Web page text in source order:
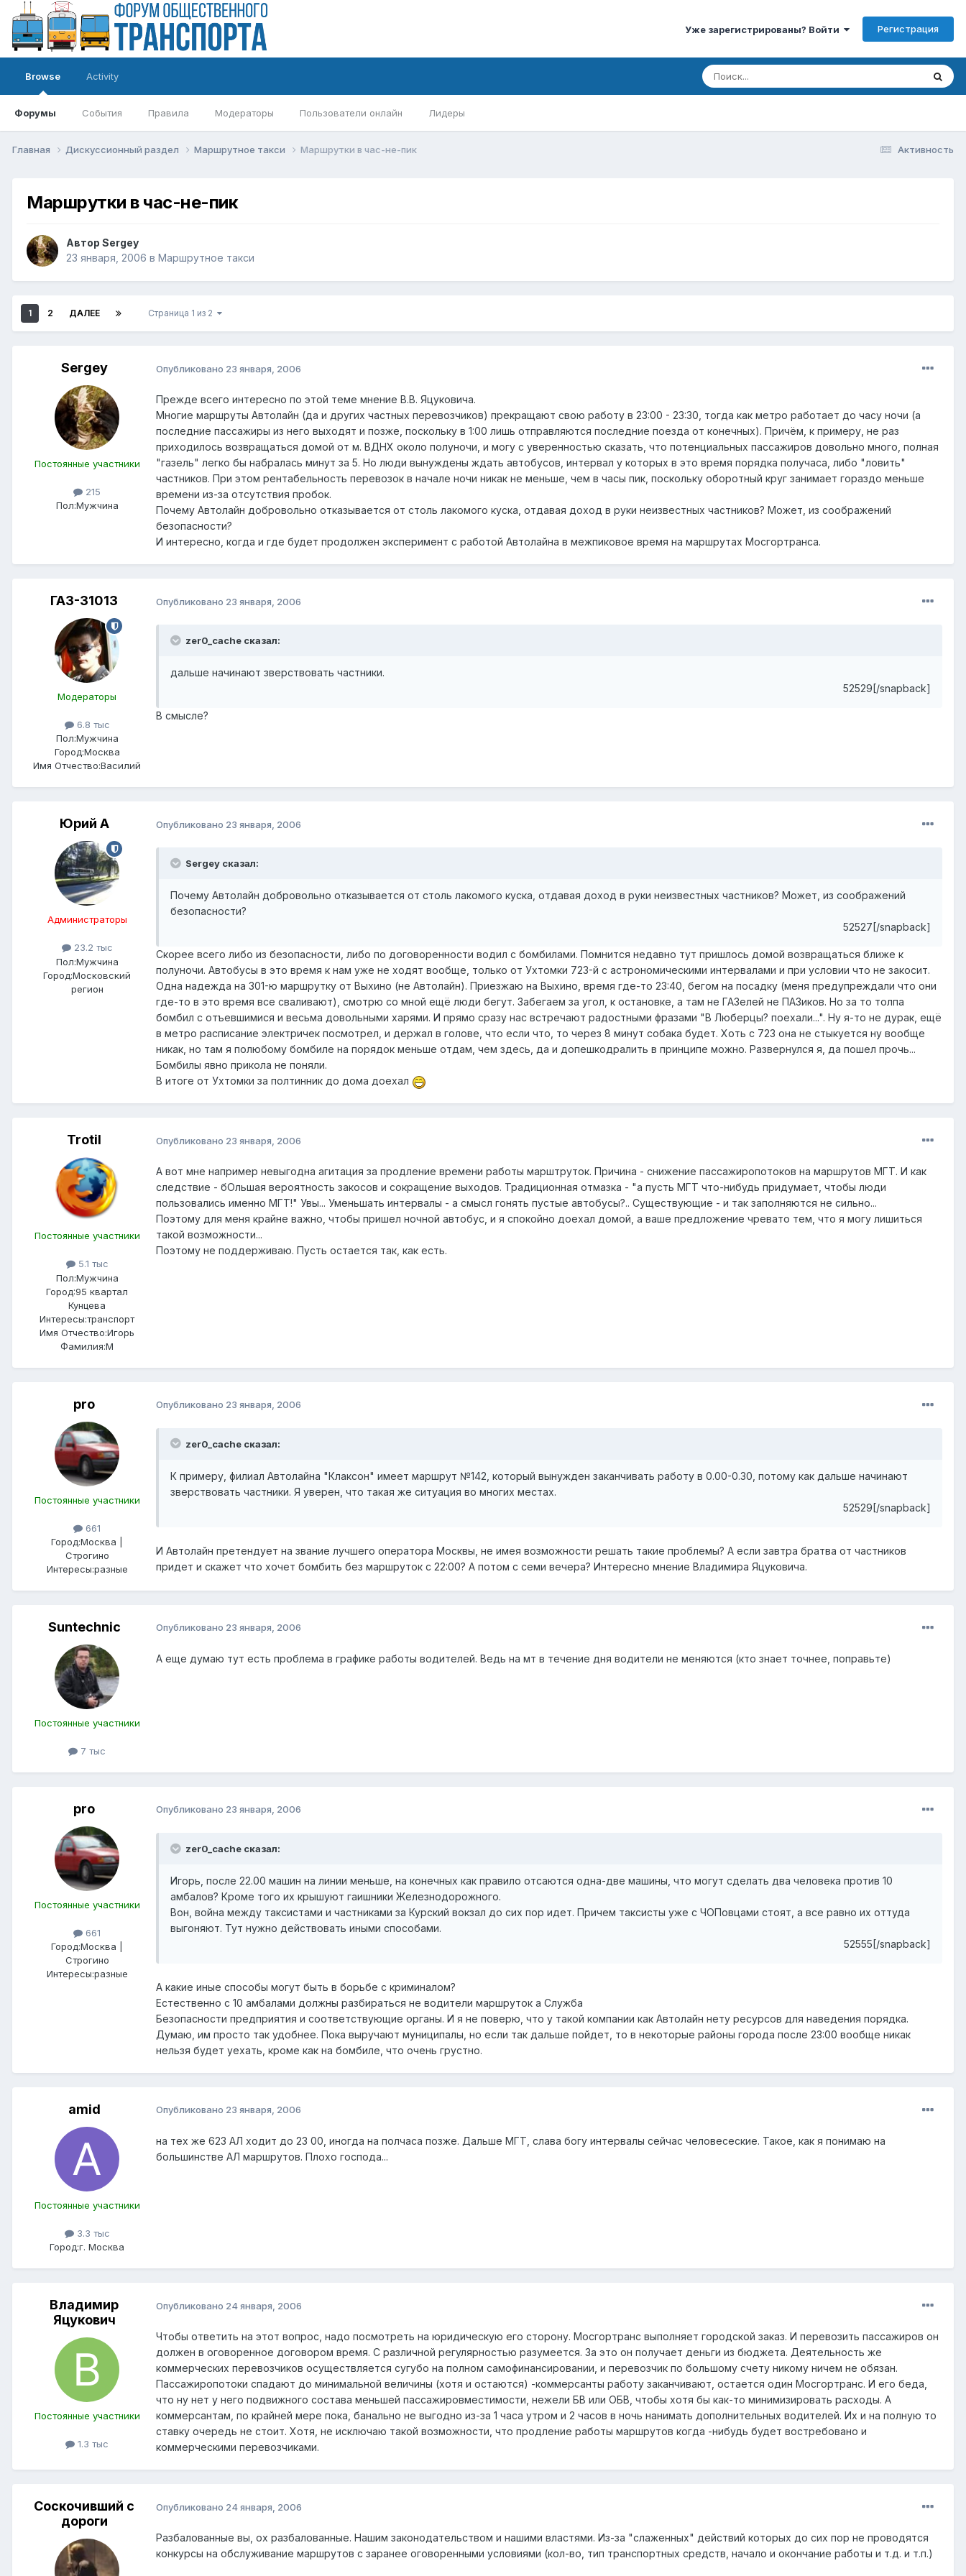
Уже зарегистрированы? Войти Регистрация
Browse
Форумы События Правила Модераторы Пользователи онлайн Лидеры
Activity
Активность
Главная Дискуссионный раздел Маршрутное такси Маршрутки в час-не-пик
Маршрутки в час-не-пик
Автор Sergey
23 января, 2006 в Маршрутное такси
1 2 ДАЛЕЕ Страница 1 из 2
Sergey
Постоянные участники
215
Пол:Мужчина
Опубликовано 23 января, 2006
Прежде всего интересно по этой теме мнение В.В. Яцуковича.
Многие маршруты Автолайн (да и других частных перевозчиков) прекращают свою работу в 23:00 - 23:30, тогда как метро работает до часу ночи (а
последние пассажиры из него выходят и позже, поскольку в 1:00 лишь отправляются последние поезда от конечных). Причём, к примеру, не раз
приходилось возвращаться домой от м. ВДНХ около полуночи, и могу с уверенностью сказать, что потенциальных пассажиров довольно много, полная
"газель" легко бы набралась минут за 5. Но люди вынуждены ждать автобусов, интервал у которых в это время порядка получаса, либо "ловить"
частников. При этом рентабельность перевозок в начале ночи никак не меньше, чем в часы пик, поскольку оборотный круг занимает гораздо меньше
времени из-за отсутствия пробок.
Почему Автолайн добровольно отказывается от столь лакомого куска, отдавая доход в руки неизвестных частников? Может, из соображений
безопасности?
И интересно, когда и где будет продолжен эксперимент с работой Автолайна в межпиковое время на маршрутах Мосгортранса.
ГАЗ-31013
Модераторы
6.8 тыс
Пол:Мужчина
Город:Москва
Имя Отчество:Василий
Опубликовано 23 января, 2006
zer0_cache сказал:
дальше начинают зверствовать частники.
52529[/snapback]
В смысле?
Юрий А
Администраторы
23.2 тыс
Пол:Мужчина
Город:Московский
регион
Опубликовано 23 января, 2006
Sergey сказал:
Почему Автолайн добровольно отказывается от столь лакомого куска, отдавая доход в руки неизвестных частников? Может, из соображений
безопасности?
52527[/snapback]
Скорее всего либо из безопасности, либо по договоренности водил с бомбилами. Помнится недавно тут пришлось домой возвращаться ближе к
полуночи. Автобусы в это время к нам уже не ходят вообще, только от Ухтомки 723-й с астрономическими интервалами и при условии что не закосит.
Одна надежда на 301-ю маршрутку от Выхино (не Автолайн). Приезжаю на Выхино, время где-то 23:40, бегом на посадку (меня предупреждали что они
где-то в это время все сваливают), смотрю со мной ещё люди бегут. Забегаем за угол, к остановке, а там не ГАЗелей не ПАЗиков. Но за то толпа
бомбил с отъевшимися и весьма довольными харями. И прямо сразу нас встречают радостными фразами "В Люберцы? поехали...". Ну я-то не дурак, ещё
в метро расписание электричек посмотрел, и держал в голове, что если что, то через 8 минут собака будет. Хоть с 723 она не стыкуется ну вообще
никак, но там я полюбому бомбиле на порядок меньше отдам, чем здесь, да и допешкодралить в принципе можно. Развернулся я, да пошел прочь...
Бомбилы явно прикола не поняли.
В итоге от Ухтомки за полтинник до дома доехал
Trotil
Постоянные участники
5.1 тыс
Пол:Мужчина
Город:95 квартал
Кунцева
Интересы:транспорт
Имя Отчество:Игорь
Фамилия:М
Опубликовано 23 января, 2006
А вот мне например невыгодна агитация за продление времени работы марштруток. Причина - снижение пассажиропотоков на маршрутов МГТ. И как
следствие - бОльшая вероятность закосов и сокращение выходов. Традиционная отмазка - "а пусть МГТ что-нибудь придумает, чтобы люди
пользовались именно МГТ!" Увы... Уменьшать интервалы - а смысл гонять пустые автобусы?.. Существующие - и так заполняются не сильно...
Поэтому для меня крайне важно, чтобы пришел ночной автобус, и я спокойно доехал домой, а ваше предложение чревато тем, что я могу лишиться
такой возможности...
Поэтому не поддерживаю. Пусть остается так, как есть.
pro
Постоянные участники
661
Город:Москва |
Строгино
Интересы:разные
Опубликовано 23 января, 2006
zer0_cache сказал:
К примеру, филиал Автолайна "Клаксон" имеет маршрут №142, который вынужден заканчивать работу в 0.00-0.30, потому как дальше начинают
зверствовать частники. Я уверен, что такая же ситуация во многих местах.
52529[/snapback]
И Автолайн претендует на звание лучшего оператора Москвы, не имея возможности решать такие проблемы? А если завтра братва от частников
придет и скажет что хочет бомбить без маршруток с 22:00? А потом с семи вечера? Интересно мнение Владимира Яцуковича.
Suntechnic
Постоянные участники
7 тыс
Опубликовано 23 января, 2006
А еще думаю тут есть проблема в графике работы водителей. Ведь на мт в течение дня водители не меняются (кто знает точнее, поправьте)
pro
Постоянные участники
661
Город:Москва |
Строгино
Интересы:разные
Опубликовано 23 января, 2006
zer0_cache сказал:
Игорь, после 22.00 машин на линии меньше, на конечных как правило отсаются одна-две машины, что могут сделать два человека против 10
амбалов? Кроме того их крышуют гаишники Железнодорожного.
Вон, война между таксистами и частниками за Курский вокзал до сих пор идет. Причем таксисты уже с ЧОПовцами стоят, а все равно их оттуда
выгоняют. Тут нужно действовать иными способами.
52555[/snapback]
А какие иные способы могут быть в борьбе с криминалом?
Естественно с 10 амбалами должны разбираться не водители маршруток а Служба
Безопасности предприятия и соответствующие органы. И я не поверю, что у такой компании как Автолайн нету ресурсов для наведения порядка.
Думаю, им просто так удобнее. Пока выручают муниципалы, но если так дальше пойдет, то в некоторые районы города после 23:00 вообще никак
нельзя будет уехать, кроме как на бомбиле, что очень грустно.
amid
Постоянные участники
3.3 тыс
Город:г. Москва
Опубликовано 23 января, 2006
на тех же 623 АЛ ходит до 23 00, иногда на полчаса позже. Дальше МГТ, слава богу интервалы сейчас человесеские. Такое, как я понимаю на
большинстве АЛ маршрутов. Плохо господа...
Владимир
Яцукович
Постоянные участники
1.3 тыс
Опубликовано 24 января, 2006
Чтобы ответить на этот вопрос, надо посмотреть на юридическую его сторону. Мосгортранс выполняет городской заказ. И перевозить пассажиров он
должен в оговоренное договором время. С различной регулярностью разумеется. За это он получает деньги из бюджета. Деятельность же
коммерческих перевозчиков осуществляется сугубо на полном самофинансировании, и перевозчик по большому счету никому ничем не обязан.
Пассажиропотоки спадают до минимальной величины (хотя и остаются) -коммерсанты работу заканчивают, остается один Мосгортранс. И его беда,
что ну нет у него подвижного состава меньшей пассажировместимости, нежели БВ или ОБВ, чтобы хотя бы как-то минимизировать расходы. А
коммерсантам, по крайней мере пока, банально не выгодно из-за 1 часа утром и 2 часов в ночь нанимать дополнительных водителей. Их и на полную то
ставку очередь не стоит. Хотя, не исключаю такой возможности, что продление работы маршрутов когда -нибудь будет востребовано и
коммерческими перевозчиками.
Соскочивший с
дороги
Опубликовано 24 января, 2006
Разбалованные вы, ох разбалованные. Нашим законодательством и нашими властями. Из-за "слаженных" действий которых до сих пор не проводятся
конкурсы на обслуживание маршрутов с заранее оговоренными условиями (кол-во, тип транспортных средств, начало и окончание работы и т.д. и т.п.)